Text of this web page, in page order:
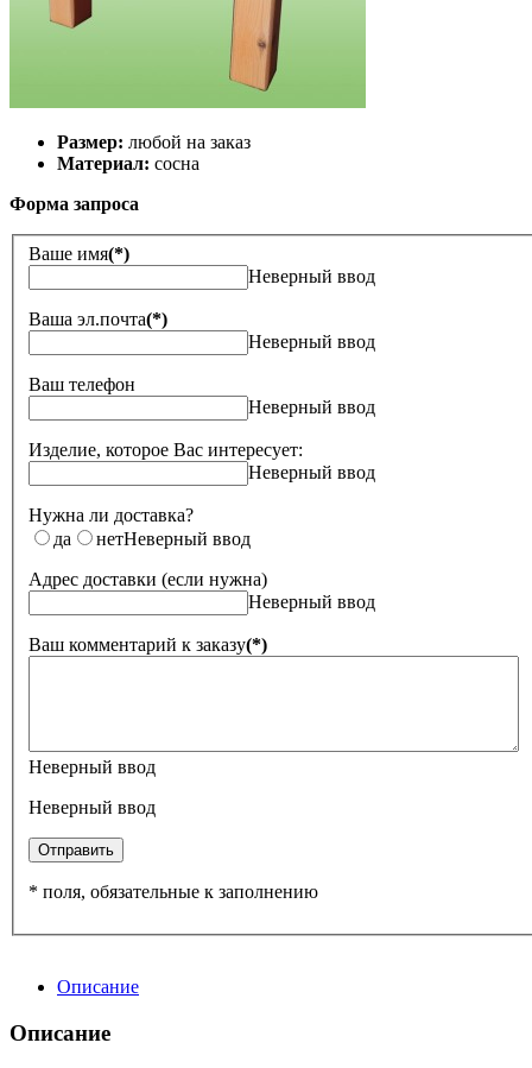
Размер: любой на заказ
Материал: сосна
Форма запроса
Ваше имя(*)
Неверный ввод
Ваша эл.почта(*)
Неверный ввод
Ваш телефон
Неверный ввод
Изделие, которое Вас интересует:
Неверный ввод
Нужна ли доставка?
да
нетНеверный ввод
Адрес доставки (если нужна)
Неверный ввод
Ваш комментарий к заказу(*)
Неверный ввод
Неверный ввод
Отправить
* поля, обязательные к заполнению
Описание
Описание